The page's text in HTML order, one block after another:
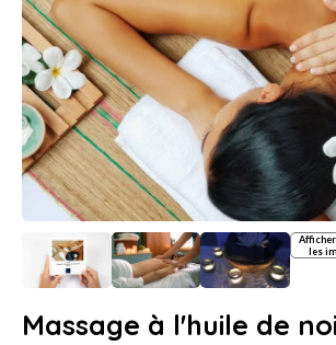
les
Massage à l'huile de